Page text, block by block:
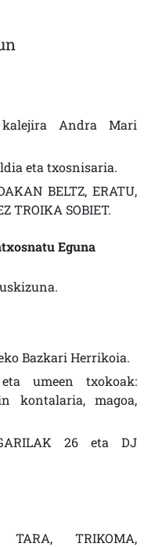
kalejira Andra Mari
eta txosnisaria.
BELTZ, ERATU,
TROIKA SOBIET.
Eguna
Bazkari Herrikoia.
umeen txokoak:
kontalaria, magoa,
26 eta DJ
TRIKOMA,